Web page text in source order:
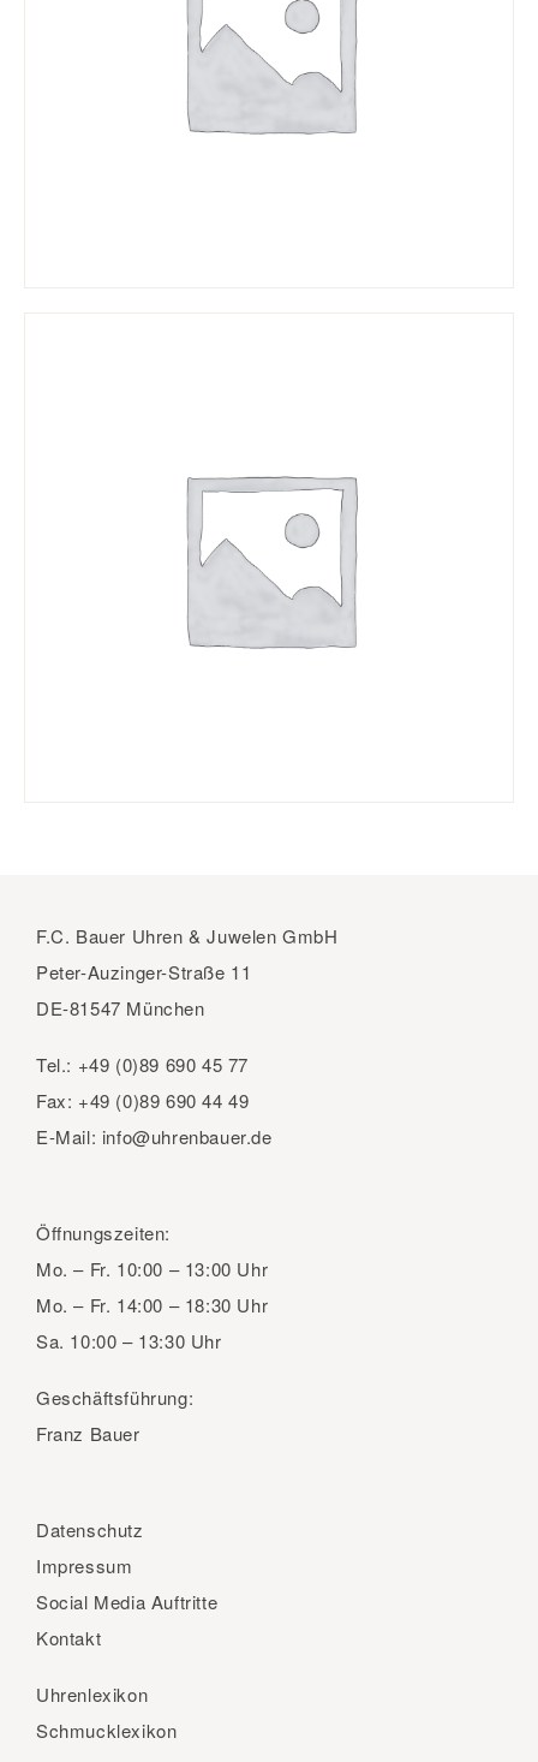
F.C. Bauer Uhren & Juwelen GmbH
Peter-Auzinger-Straße 11
DE-81547 München
Tel.: +49 (0)89 690 45 77
Fax: +49 (0)89 690 44 49
E-Mail: info@uhrenbauer.de
Öffnungszeiten:
Mo. – Fr. 10:00 – 13:00 Uhr
Mo. – Fr. 14:00 – 18:30 Uhr
Sa. 10:00 – 13:30 Uhr
Geschäftsführung:
Franz Bauer
Datenschutz
Impressum
Social Media Auftritte
Kontakt
Uhrenlexikon
Schmucklexikon